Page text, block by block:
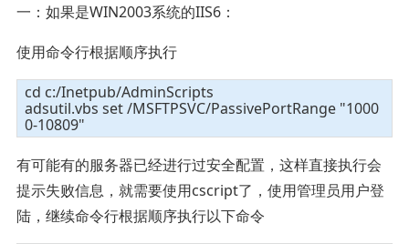
一：如果是WIN2003系统的IIS6：
使用命令行根据顺序执行
cd c:/Inetpub/AdminScripts
adsutil.vbs set /MSFTPSVC/PassivePortRange "1000
0-10809"
有可能有的服务器已经进行过安全配置，这样直接执行会
提示失败信息，就需要使用cscript了，使用管理员用户登
陆，继续命令行根据顺序执行以下命令